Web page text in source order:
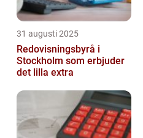
31 augusti 2025
Redovisningsbyrå i
Stockholm som erbjuder
det lilla extra